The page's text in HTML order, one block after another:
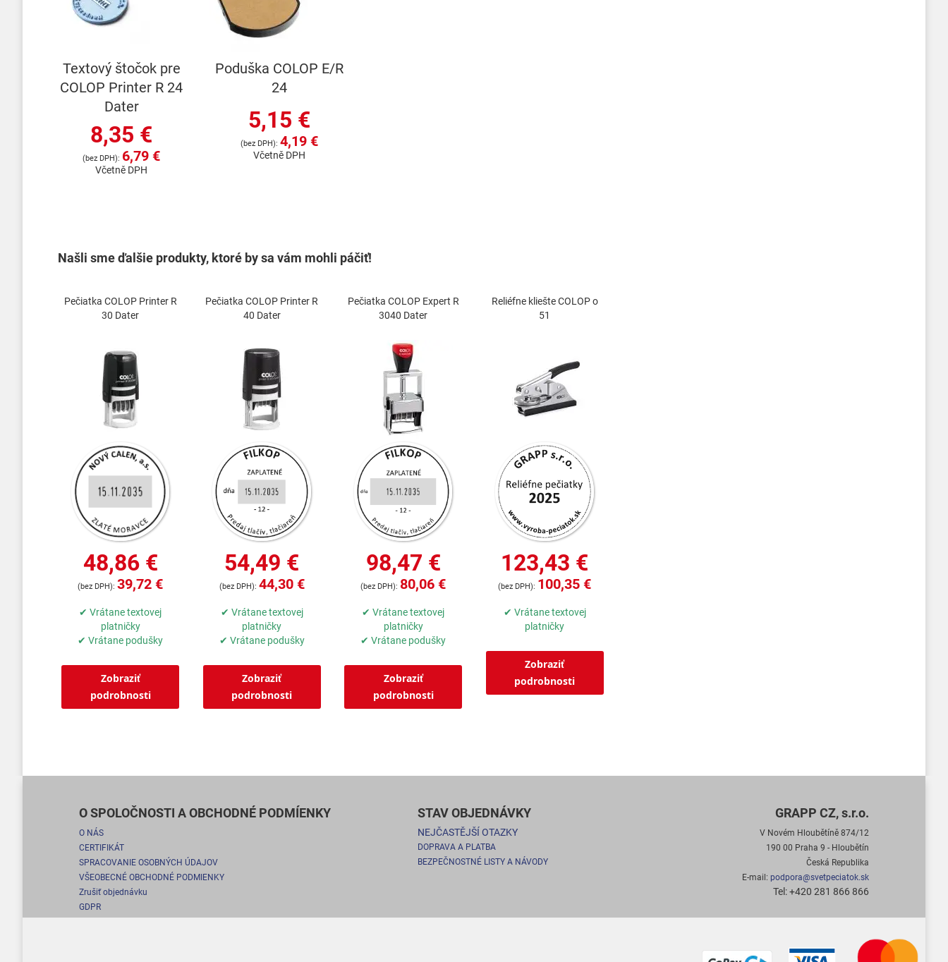
Textový štočok pre
COLOP Printer R 24
Dater
8,35 €
6,79 €
Včetně DPH
Poduška COLOP E/R
24
5,15 €
4,19 €
Včetně DPH
Našli sme ďalšie produkty, ktoré by sa vám mohli páčiť!
Pečiatka COLOP Printer R
30 Dater
48,86 €
39,72 €
✔ Vrátane textovej
platničky
✔ Vrátane podušky
Zobraziť
podrobnosti
Pečiatka COLOP Printer R
40 Dater
54,49 €
44,30 €
✔ Vrátane textovej
platničky
✔ Vrátane podušky
Zobraziť
podrobnosti
Pečiatka COLOP Expert R
3040 Dater
98,47 €
80,06 €
✔ Vrátane textovej
platničky
✔ Vrátane podušky
Zobraziť
podrobnosti
Reliéfne kliešte COLOP o
51
123,43 €
100,35 €
✔ Vrátane textovej
platničky
Zobraziť
podrobnosti
O SPOLOČNOSTI A OBCHODNÉ PODMÍENKY
O NÁS
CERTIFIKÁT
SPRACOVANIE OSOBNÝCH ÚDAJOV
VŠEOBECNÉ OBCHODNÉ PODMIENKY
Zrušiť objednávku
GDPR
STAV OBJEDNÁVKY
NEJČASTĚJŠÍ OTAZKY
DOPRAVA A PLATBA
BEZPEČNOSTNÉ LISTY A NÁVODY
GRAPP CZ, s.r.o.
V Novém Hloubětíně 874/12
190 00 Praha 9 - Hloubětín
Česká Republika
E-mail: podpora@svetpeciatok.sk
Tel: +420 281 866 866